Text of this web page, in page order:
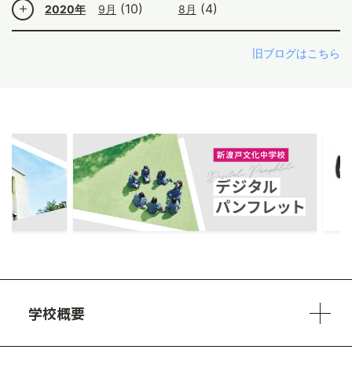
2020年 9月 (10) 8月 (4)
旧ブログはこちら
学校概要